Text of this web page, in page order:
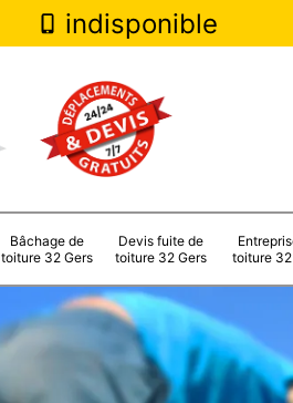
indisponible
Bâchage de
toiture 32 Gers
Devis fuite de
toiture 32 Gers
toiture 32